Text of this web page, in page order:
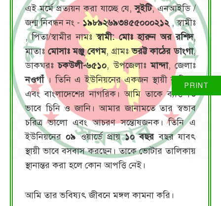
এই মর্মে প্রত্যয়ন করা যাচ্ছে যে,সুইটি, এনআইডি /
জন্ম নিবন্ধন নং - ১৯৮৯২৬৯৩৪৫৫০০০২১২, স্বামীঃ
, পিতা/স্বামীর নামঃস্বামী: মোঃ হারুন অর রশিদ,
মাতাঃ মোসাঃ মঞ্জু বেগম, গ্রামঃভরট্ট কাঠের ডাংগা,
ডাকঘরঃচকউলী-৬৫১০, উপজেলাঃমান্দা, জেলাঃ
নওগাঁ। তিনি এ ইউনিয়নের একজন স্থায়ী বাসিন্দা
এবং বাংলাদেশের নাগরিক। আমি তাকে ব্যক্তিগত
ভাবে চিনি ও জানি। আমার জানামতে তার স্বভাব
চরিত্র ভালো এবং আচরণ সন্তোষজনক। তিনি এ
ইউনিয়নের০৯ওয়ার্ডে প্রায়১০ বছরবছর যাবৎ
স্থায়ী ভাবে বসবাস করছেন। তাকে ভোটার তালিকায়
স্থানান্তর করা হলে কোন আপত্তি নেই।
আমি তার ভবিষ্যৎ জীবনে মঙ্গল কামনা করি।